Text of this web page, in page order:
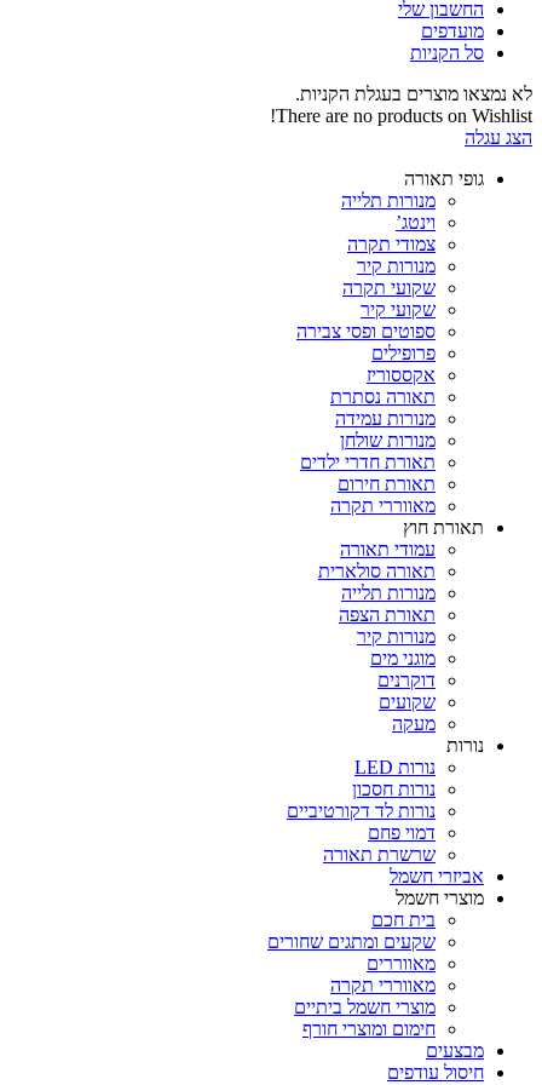
החשבון שלי‬
‫מועדפים‬‬
סל הקניות
לא נמצאו מוצרים בעגלת הקניות.
There are no products on Wishlist!
הצג עגלה
גופי תאורה
מנורות תלייה
וינטג’
צמודי תקרה
מנורות קיר
שקועי תקרה
שקועי קיר
ספוטים ופסי צבירה
פרופילים
אקססוריז
תאורה נסתרת
מנורות עמידה
מנורות שולחן
תאורת חדרי ילדים
תאורת חירום
מאווררי תקרה
תאורת חוץ
עמודי תאורה
תאורה סולארית
מנורות תלייה
תאורת הצפה
מנורות קיר
מוגני מים
דוקרנים
שקועים
מעקה
נורות
נורות LED
נורות חסכון
נורות לד דקורטיביים
דמוי פחם
שרשרת תאורה
אביזרי חשמל
מוצרי חשמל
בית חכם
שקעים ומתגים שחורים
מאווררים
מאווררי תקרה
מוצרי חשמל ביתיים
חימום ומוצרי חורף
מבצעים
חיסול עודפים